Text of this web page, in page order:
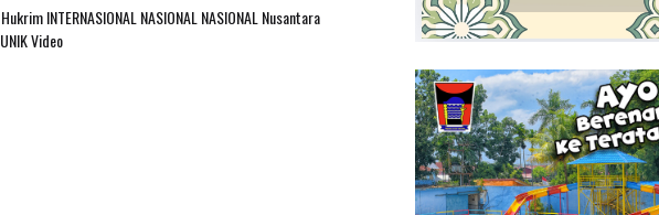
HukrimINTERNASIONAL NASIONAL NASIONAL Nusantara
UNIKVideo